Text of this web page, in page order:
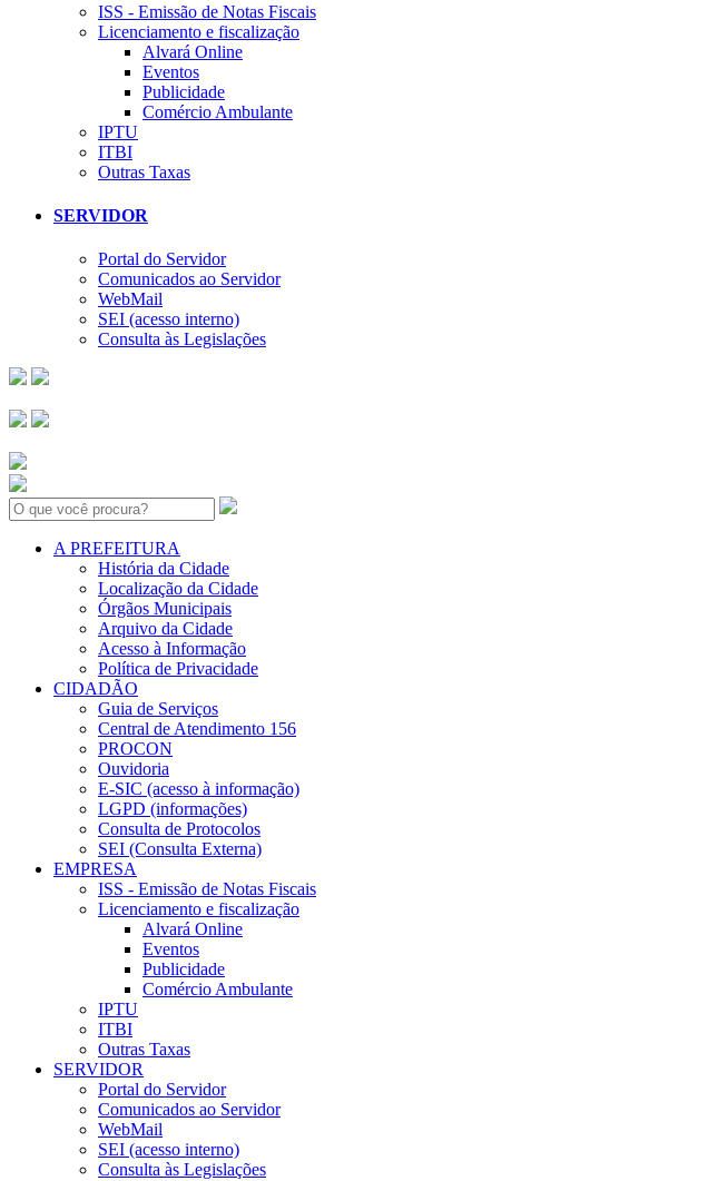
ISS - Emissão de Notas Fiscais
Licenciamento e fiscalização
Alvará Online
Eventos
Publicidade
Comércio Ambulante
IPTU
ITBI
Outras Taxas
SERVIDOR
Portal do Servidor
Comunicados ao Servidor
WebMail
SEI (acesso interno)
Consulta às Legislações
Search:
A PREFEITURA
História da Cidade
Localização da Cidade
Órgãos Municipais
Arquivo da Cidade
Acesso à Informação
Política de Privacidade
CIDADÃO
Guia de Serviços
Central de Atendimento 156
PROCON
Ouvidoria
E-SIC (acesso à informação)
LGPD (informações)
Consulta de Protocolos
SEI (Consulta Externa)
EMPRESA
ISS - Emissão de Notas Fiscais
Licenciamento e fiscalização
Alvará Online
Eventos
Publicidade
Comércio Ambulante
IPTU
ITBI
Outras Taxas
SERVIDOR
Portal do Servidor
Comunicados ao Servidor
WebMail
SEI (acesso interno)
Consulta às Legislações